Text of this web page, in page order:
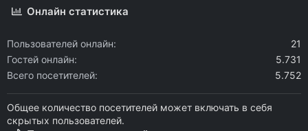
Онлайн статистика
Пользователей онлайн
21
Гостей онлайн
5.731
Всего посетителей
5.752
Общее количество посетителей может включать в себя
скрытых пользователей.